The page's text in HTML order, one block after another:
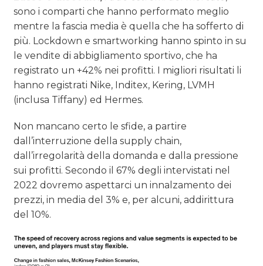
sono i comparti che hanno performato meglio
mentre la fascia media è quella che ha sofferto di
più. Lockdown e smartworking hanno spinto in su
le vendite di abbigliamento sportivo, che ha
registrato un +42% nei profitti. I migliori risultati li
hanno registrati Nike, Inditex, Kering, LVMH
(inclusa Tiffany) ed Hermes.
Non mancano certo le sfide, a partire
dall’interruzione della supply chain,
dall’irregolarità della domanda e dalla pressione
sui profitti. Secondo il 67% degli intervistati nel
2022 dovremo aspettarci un innalzamento dei
prezzi, in media del 3% e, per alcuni, addirittura
del 10%.